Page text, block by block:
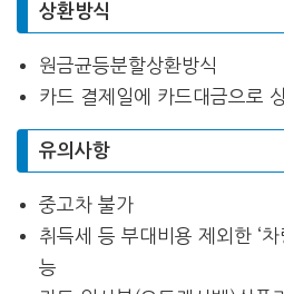
상환방식
원금균등분할상환방식
카드 결제일에 카드대금으로
유의사항
중고차 불가
취득세 등 부대비용 제외한 ‘
능